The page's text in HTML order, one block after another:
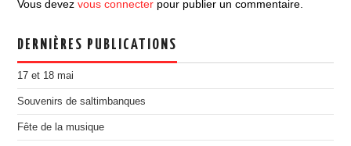
EDITION 2016
EDITION 2015
EDITION 2012
Vous devezvous connecter pour publier un commentaire.
DERNIÈRES PUBLICATIONS
17 et 18 mai
Souvenirs de saltimbanques
Fête de la musique